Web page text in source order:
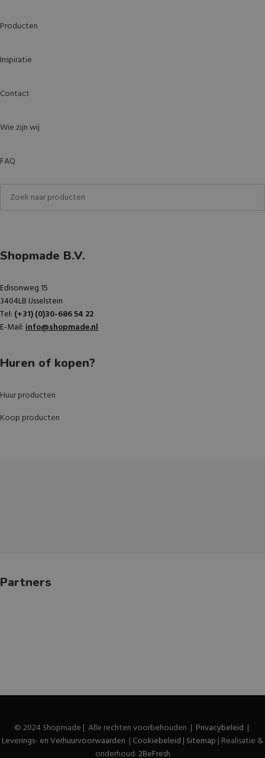
Producten
Inspiratie
Contact
Wie zijn wij
FAQ
Shopmade B.V.
Edisonweg 15
3404LB IJsselstein
Tel: (+31) (0)30-686 54 22
E-Mail:info@shopmade.nl
Huren of kopen?
Huur producten
Koop producten
Partners
© 2024 Shopmade | Alle rechten voorbehouden | Privacybeleid |
Leverings- en Verhuurvoorwaarden | Cookiebeleid | Sitemap | Realisatie &
onderhoud:2BeFresh